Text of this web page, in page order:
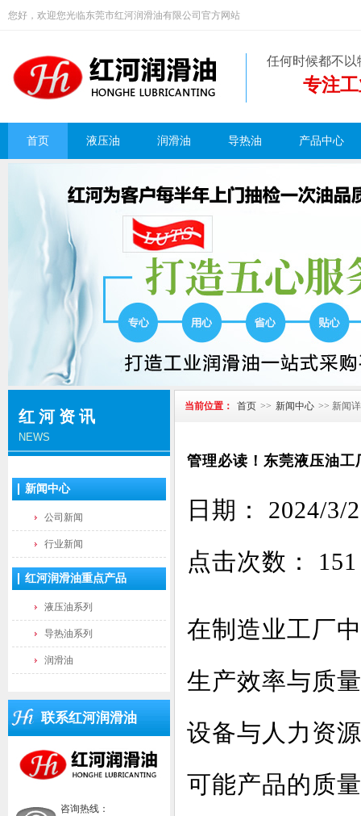
您好，欢迎您光临东莞市红河润滑油有限公司官方网站
任何时候都不
专注
首页 液压油 润滑油 导热油 产品中心
红河资讯
NEWS
新闻中心
公司新闻
行业新闻
红河润滑油重点产品
液压油系列
导热油系列
润滑油
联系红河润滑油
咨询热线：
当前位置： 首页 >> 新闻中心 >> 新闻
管理必读！东莞液压油
日期： 2024/
点击次数： 151
在制造业工厂
生产效率与质
设备与人力资
可能产品的质